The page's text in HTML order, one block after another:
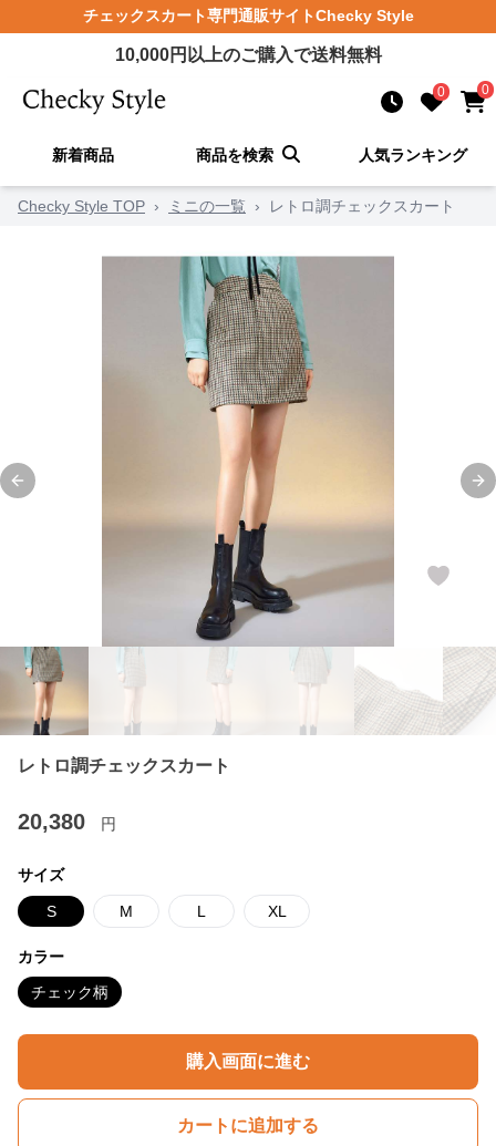
チェックスカート専門通販サイトChecky Style
10,000円以上のご購入で送料無料
0 0
新着商品 商品を検索 人気ランキング
Checky Style TOP › ミニの一覧 › レトロ調チェックスカート
Previous slide
レトロ調チェックスカート
20,380 円
サイズ
S M L XL
カラー
チェック柄
購入画面に進む
カートに追加する